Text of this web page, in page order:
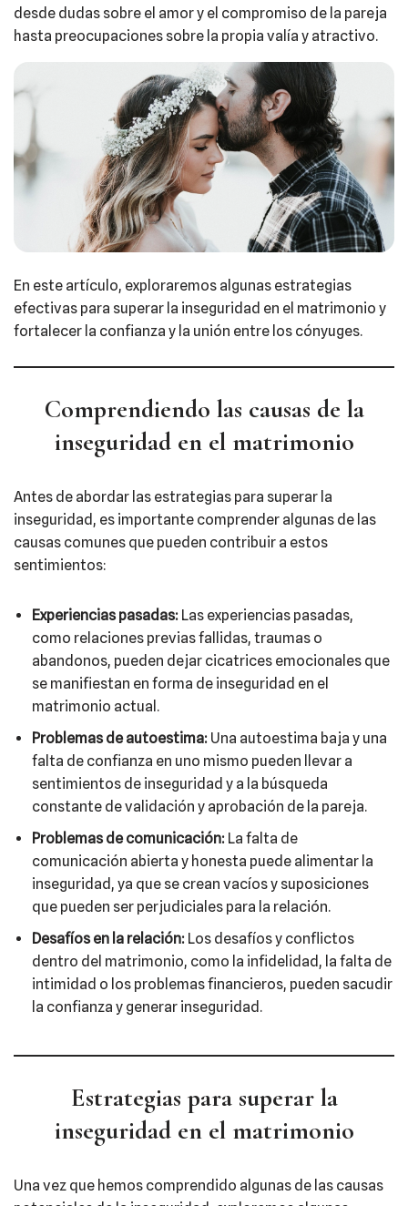
desde dudas sobre el amor y el compromiso de la pareja
hasta preocupaciones sobre la propia valía y atractivo.
En este artículo, exploraremos algunas estrategias
efectivas para superar la inseguridad en el matrimonio y
fortalecer la confianza y la unión entre los cónyuges.
Comprendiendo las causas de la
inseguridad en el matrimonio
Antes de abordar las estrategias para superar la
inseguridad, es importante comprender algunas de las
causas comunes que pueden contribuir a estos
sentimientos:
Experiencias pasadas: Las experiencias pasadas,
como relaciones previas fallidas, traumas o
abandonos, pueden dejar cicatrices emocionales que
se manifiestan en forma de inseguridad en el
matrimonio actual.
Problemas de autoestima: Una autoestima baja y una
falta de confianza en uno mismo pueden llevar a
sentimientos de inseguridad y a la búsqueda
constante de validación y aprobación de la pareja.
Problemas de comunicación: La falta de
comunicación abierta y honesta puede alimentar la
inseguridad, ya que se crean vacíos y suposiciones
que pueden ser perjudiciales para la relación.
Desafíos en la relación: Los desafíos y conflictos
dentro del matrimonio, como la infidelidad, la falta de
intimidad o los problemas financieros, pueden sacudir
la confianza y generar inseguridad.
Estrategias para superar la
inseguridad en el matrimonio
Una vez que hemos comprendido algunas de las causas